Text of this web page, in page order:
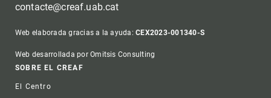
contacte@creaf.uab.cat
Web elaborada gracias a la ayuda:CEX2023-001340-S
Web desarrollada por Omitsis Consulting
Footer
SOBRE EL CREAF
El Centro